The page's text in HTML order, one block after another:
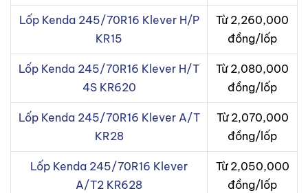
Lốp Kenda 245/70R16 Klever H/P
KR15
Từ 2,260,000
đồng/lốp
Lốp Kenda 245/70R16 Klever H/T
4S KR620
Từ 2,080,000
đồng/lốp
Lốp Kenda 245/70R16 Klever A/T
KR28
Từ 2,070,000
đồng/lốp
Lốp Kenda 245/70R16 Klever
A/T2 KR628
Từ 2,050,000
đồng/lốp